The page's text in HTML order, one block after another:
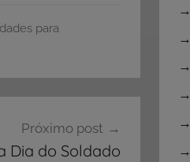
para
Próximo post
Dia do Soldado
→
→
→
→